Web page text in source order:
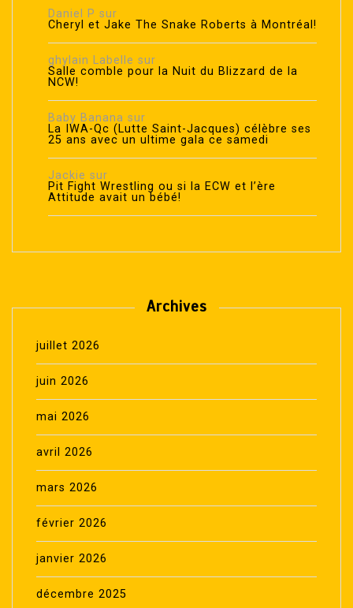
Daniel P sur
Cheryl et Jake The Snake Roberts à Montréal!
ghylain Labelle sur
Salle comble pour la Nuit du Blizzard de la
NCW!
Baby Banana sur
La IWA-Qc (Lutte Saint-Jacques) célèbre ses
25 ans avec un ultime gala ce samedi
Jackie sur
Pit Fight Wrestling ou si la ECW et l’ère
Attitude avait un bébé!
Archives
juillet 2026
juin 2026
mai 2026
avril 2026
mars 2026
février 2026
janvier 2026
décembre 2025